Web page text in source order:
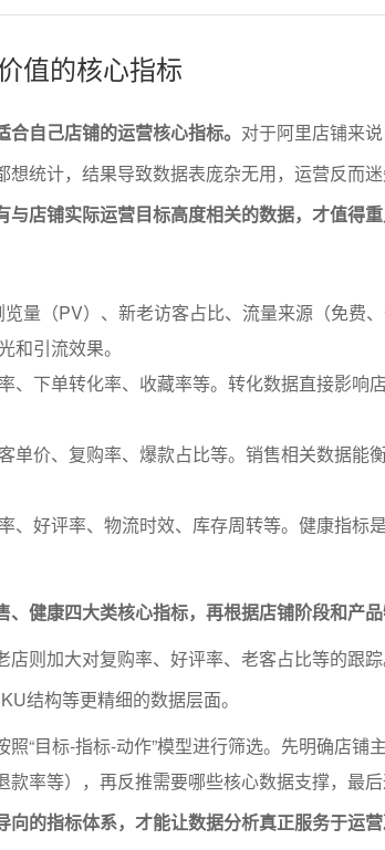
值的核心指标
自己店铺的运营核心指标。 对于阿里店铺来
想统计，结果导致数据表庞杂无用，运营反而
与店铺实际运营目标高度相关的数据，才值得
量（PV）、新老访客占比、流量来源（免费
和引流效果。
、下单转化率、收藏率等。转化数据直接影响
单价、复购率、爆款占比等。销售相关数据能
、好评率、物流时效、库存周转等。健康指标
、健康四大类核心指标，再根据店铺阶段和产
店则加大对复购率、好评率、老客占比等的跟
结构等更精细的数据层面。
“目标-指标-动作”模型进行筛选。先明确店铺
款率等），再反推需要哪些核心数据支撑，最
向的指标体系，才能让数据分析真正服务于运